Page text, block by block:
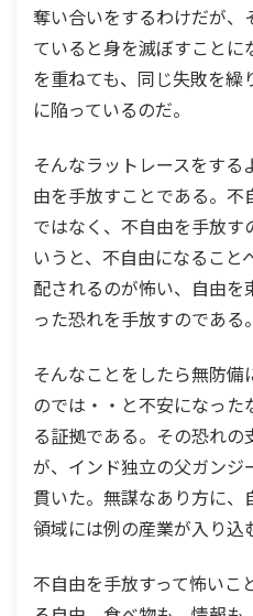
奪い合いをするわけだが、
ていると身を滅ぼすこと
を重ねても、同じ失敗を
に陥っているのだ。
そんなラットレースをす
由を手放すことである。不
ではなく、不自由を手放す
いうと、不自由になるこ
配されるのが怖い、自由
った恐れを手放すのである。
そんなことをしたら無防備
のでは・・と不安になっ
る証拠である。その恐れ
が、インド独立の父ガンジ
貫いた。無謀なあり方に
領域には例の産業が入り込
不自由を手放すって怖いこ